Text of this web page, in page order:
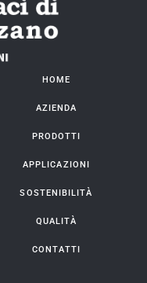
HOME
AZIENDA
PRODOTTI
APPLICAZIONI
SOSTENIBILITÀ
QUALITÀ
CONTATTI